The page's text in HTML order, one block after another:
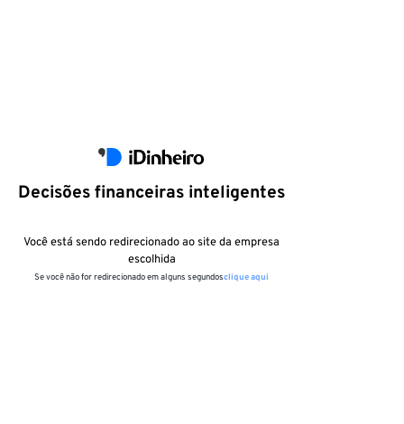
Decisões financeiras inteligentes
Você está sendo redirecionado ao site da empresa
escolhida
Se você não for redirecionado em alguns segundosclique aqui